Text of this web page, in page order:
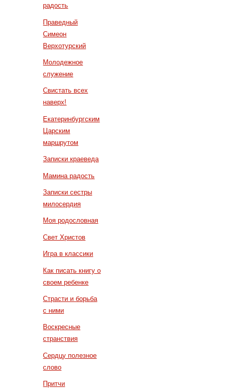
радость
Праведный
Симеон
Верхотурский
Молодежное
служение
Свистать всех
наверх!
Екатеринбургским
Царским
маршрутом
Записки краеведа
Мамина радость
Записки сестры
милосердия
Моя родословная
Свет Христов
Игра в классики
Как писать книгу о
своем ребенке
Страсти и борьба
с ними
Воскресные
странствия
Сердцу полезное
слово
Притчи